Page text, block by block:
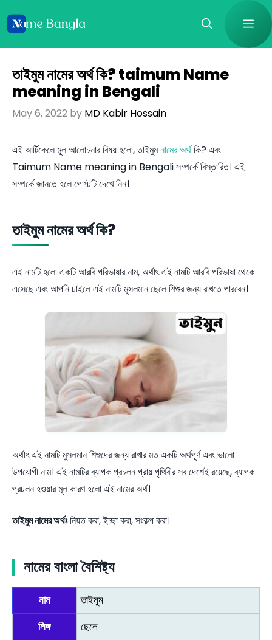
তাইমুম নামের অর্থ কি? taimum Name
meaning in Bengali
May 6, 2022 by MD Kabir Hossain
এই আর্টিকেলে মূল আলোচনার বিষয় হলো, তাইমুমনামের অর্থকি? এবং
Taimum Name meaning in Bengali সম্পর্কে বিস্তারিত। এই
সম্পর্কে জানতে হলে পোস্টটি দেখে নিন।
তাইমুম নামের অর্থ কি?
এই নামটি হলো একটি আরবি পরিভাষার নাম, অর্থাৎ এই নামটি আরবি পরিভাষা থেকে
এসেছে এবং আপনি চাইলে এই নামটি মুসলমান ছেলে শিশুর জন্য রাখতে পারবেন।
অর্থাৎ এই নামটি মুসলমান শিশুদের জন্য রাখার মত একটি অর্থপূর্ণ এবং ভালো
উপযোগী নাম। এই নামটির ব্যাপক প্রচলন প্রায় পৃথিবীর সব দেশেই রয়েছে, ব্যাপক
প্রচলন হওয়ার মূল কারণ হলো এই নামের অর্থ।
তাইমুম নামের অর্থঃনিয়ত করা, ইচ্ছা করা, সংকল্প করা।
নামের বাংলা বৈশিষ্ট্য
নাম তাইমুম
লিঙ্গ ছেলে